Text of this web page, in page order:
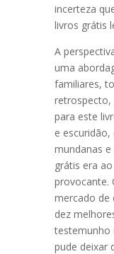
incerteza
livros grátis
A
uma
familiares,
retrospecto,
para este
e
mundanas
grátis era
provocante.
mercado de
dez
testemunho
pude deixar